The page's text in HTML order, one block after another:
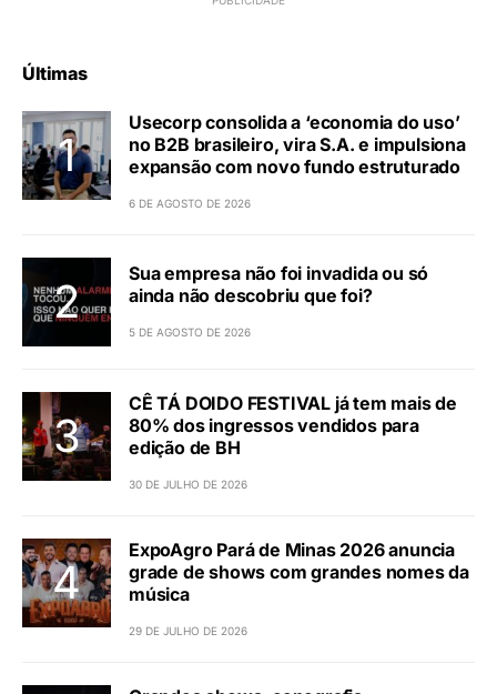
Últimas
Usecorp consolida a ‘economia do uso’
no B2B brasileiro, vira S.A. e impulsiona
expansão com novo fundo estruturado
6 DE AGOSTO DE 2026
Sua empresa não foi invadida ou só
ainda não descobriu que foi?
5 DE AGOSTO DE 2026
CÊ TÁ DOIDO FESTIVAL já tem mais de
80% dos ingressos vendidos para
edição de BH
30 DE JULHO DE 2026
ExpoAgro Pará de Minas 2026 anuncia
grade de shows com grandes nomes da
música
29 DE JULHO DE 2026